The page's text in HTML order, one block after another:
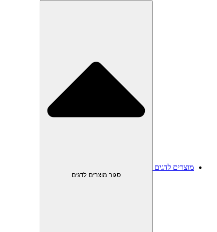
מוצרים לדגים
סגור מוצרים לדגים